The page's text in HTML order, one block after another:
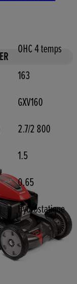
OHC 4 temps
163
GXV160
2.7/2 800
1.5
0.65
Hydrostatique